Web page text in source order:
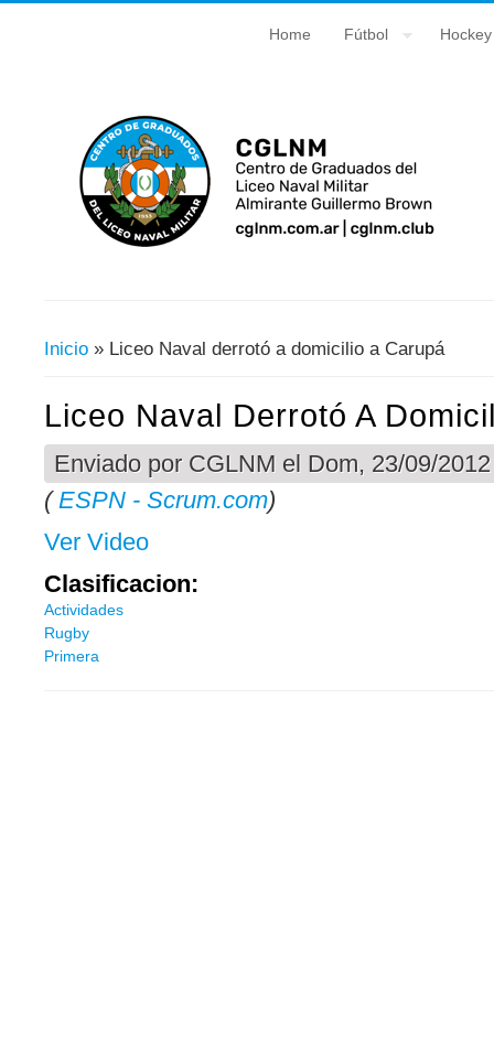
Home Fútbol Hockey
Inicio » Liceo Naval derrotó a domicilio a Carupá
Liceo Naval Derrotó A
Enviado por CGLNM el Dom, 23/09/
( ESPN - Scrum.com)
Ver Video
Clasificacion:
Actividades
Rugby
Primera